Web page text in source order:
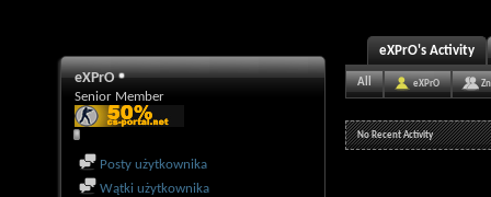
eXPrO
Senior Member
Posty użytkownika
Wątki użytkownika
eXPrO's Activity
All eXPrO
No Recent Activity